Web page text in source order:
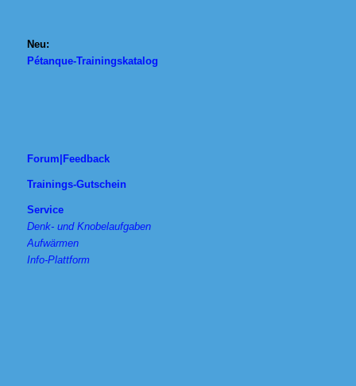
Neu:
Pétanque-Trainingskatalog
Forum|Feedback
Trainings-Gutschein
Service
Denk- und Knobelaufgaben
Aufwärmen
Info-Plattform